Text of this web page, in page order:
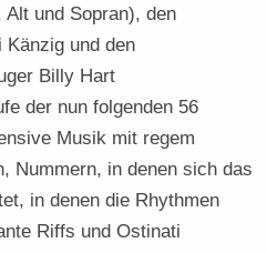
Alt und Sopran), den
und den
Billy Hart
der nun folgenden 56
Musik mit regem
Nummern, in denen sich das
in denen die Rhythmen
Riffs und Ostinati